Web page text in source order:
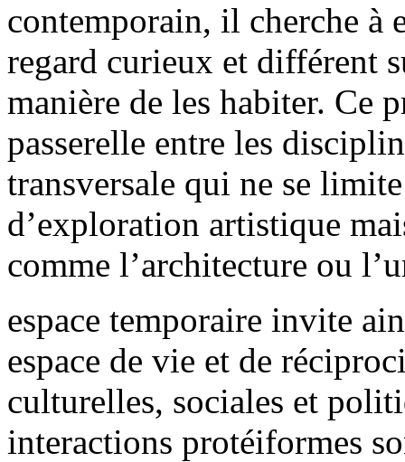
contemporain, il cherche à
regard curieux et différent
manière de les habiter. Ce
passerelle entre les
transversale qui ne se
d’exploration artistique
comme l’architecture ou
espace temporaire invite
espace de vie et de
culturelles, sociales et
interactions protéiformes